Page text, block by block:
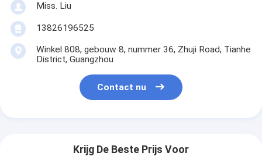
Miss. Liu
13826196525
Winkel 808, gebouw 8, nummer 36, Zhuji Road, Tianhe
District, Guangzhou
Contact nu
Krijg De Beste Prijs Voor